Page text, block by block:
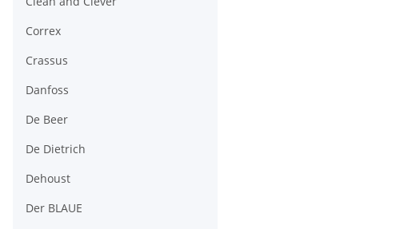
Correx
Crassus
Danfoss
De Beer
De Dietrich
Dehoust
Der BLAUE